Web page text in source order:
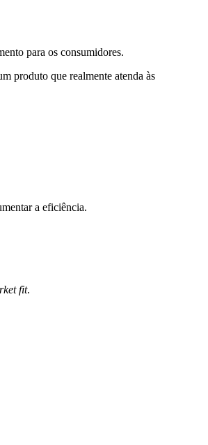
para os consumidores.
produto que realmente atenda às
a eficiência.
fit.